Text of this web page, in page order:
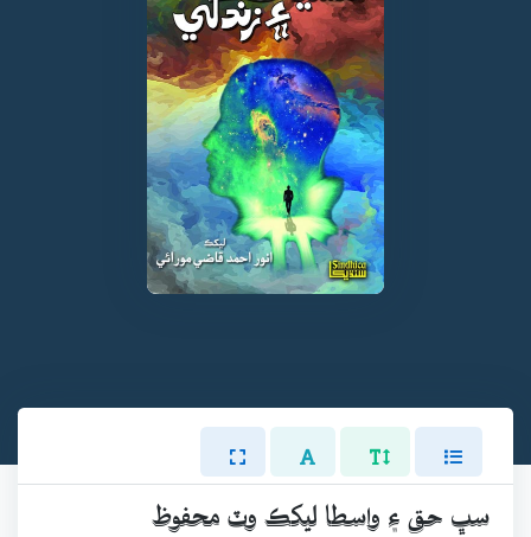
سڀ حق ۽ واسطا ليکڪ وٽ محفوظ